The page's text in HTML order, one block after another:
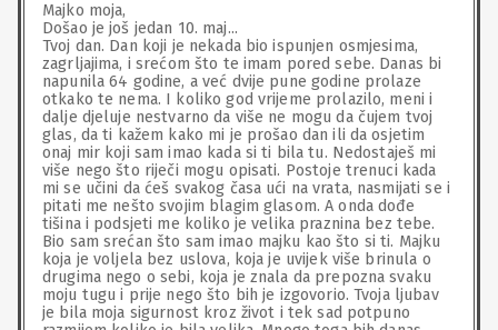
Majko moja,
Došao je još jedan 10. maj...
Tvoj dan. Dan koji je nekada bio ispunjen osmjesima,
zagrljajima, i srećom što te imam pored sebe. Danas bi
napunila 64 godine, a već dvije pune godine prolaze
otkako te nema. I koliko god vrijeme prolazilo, meni i
dalje djeluje nestvarno da više ne mogu da čujem tvoj
glas, da ti kažem kako mi je prošao dan ili da osjetim
onaj mir koji sam imao kada si ti bila tu. Nedostaješ mi
više nego što riječi mogu opisati. Postoje trenuci kada
mi se učini da ćeš svakog časa ući na vrata, nasmijati se i
pitati me nešto svojim blagim glasom. A onda dođe
tišina i podsjeti me koliko je velika praznina bez tebe.
Bio sam srećan što sam imao majku kao što si ti. Majku
koja je voljela bez uslova, koja je uvijek više brinula o
drugima nego o sebi, koja je znala da prepozna svaku
moju tugu i prije nego što bih je izgovorio. Tvoja ljubav
je bila moja sigurnost kroz život i tek sad potpuno